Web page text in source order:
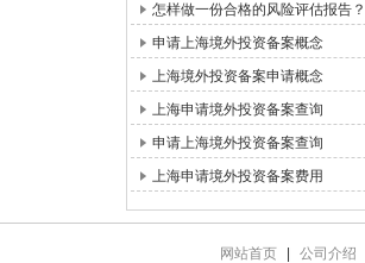
怎样做一份合格的风险评估报告？
申请上海境外投资备案概念
上海境外投资备案申请概念
上海申请境外投资备案查询
申请上海境外投资备案查询
上海申请境外投资备案费用
网站首页
公司介绍